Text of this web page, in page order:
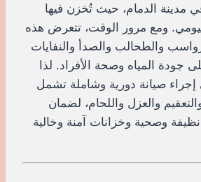
مدينة الدمام، حيث تُخزن فيها
ومع مرور الوقت، تتعرض هذه
والطحالب والصدأ والنفايات
جودة المياه وصحة الأفراد. لذا
صيانة دورية وشاملة تشمل
والعزل واللحام، لضمان
وصحية وخزانات آمنة وخالية